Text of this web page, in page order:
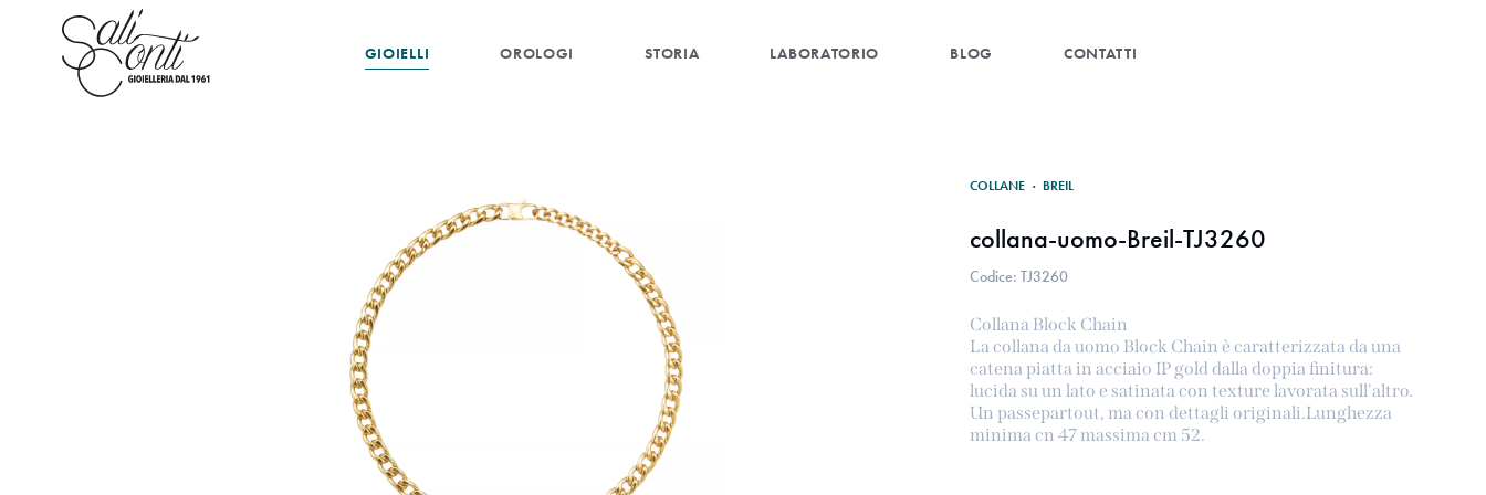
GIOIELLI OROLOGI STORIA LABORATORIO BLOG CONTATTI
COLLANE · BREIL
collana-uomo-Breil-TJ3260
Codice: TJ3260
Collana Block Chain
La collana da uomo Block Chain è caratterizzata da una
catena piatta in acciaio IP gold dalla doppia finitura:
lucida su un lato e satinata con texture lavorata sull'altro.
Un passepartout, ma con dettagli originali.Lunghezza
minima cn 47 massima cm 52.